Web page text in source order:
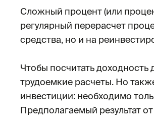
Сложный процент (или
регулярный перерасчет
средства, но и на
Чтобы посчитать
трудоемкие расчеты. Но
инвестиции: необходимо
Предполагаемый результат